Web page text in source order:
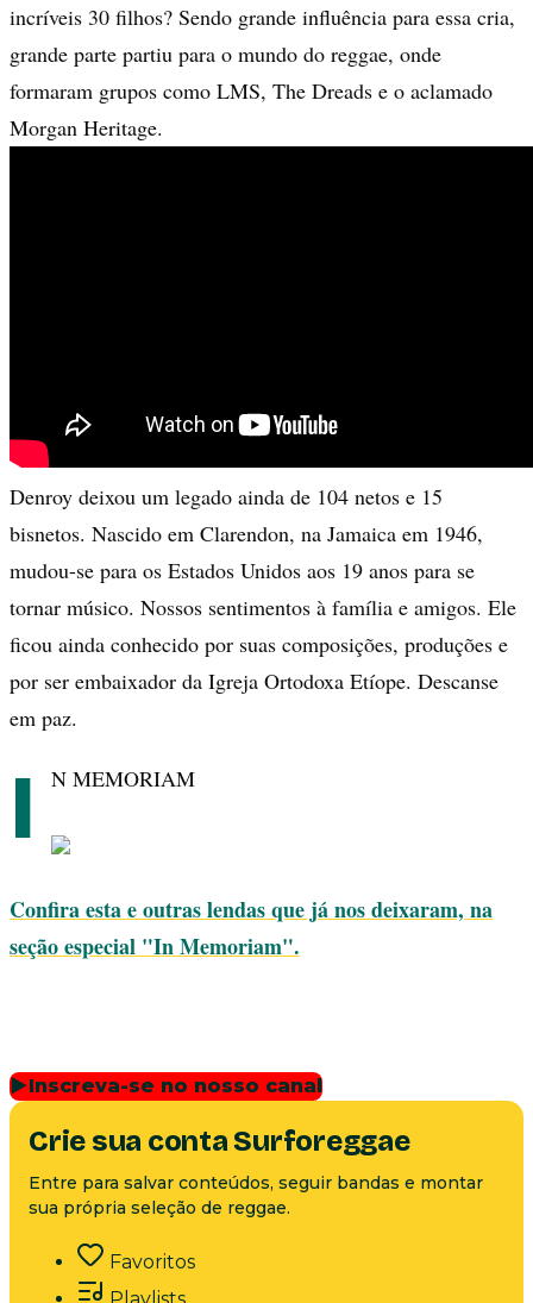
incríveis 30 filhos? Sendo grande influência para essa cria,
grande parte partiu para o mundo do reggae, onde
formaram grupos como LMS, The Dreads e o aclamado
Morgan Heritage.
Denroy deixou um legado ainda de 104 netos e 15
bisnetos. Nascido em Clarendon, na Jamaica em 1946,
mudou-se para os Estados Unidos aos 19 anos para se
tornar músico. Nossos sentimentos à família e amigos. Ele
ficou ainda conhecido por suas composições, produções e
por ser embaixador da Igreja Ortodoxa Etíope. Descanse
em paz.
I N MEMORIAM
Confira esta e outras lendas que já nos deixaram, na
seção especial "In Memoriam".
▶Inscreva-se no nosso canal
Crie sua conta Surforeggae
Entre para salvar conteúdos, seguir bandas e montar
sua própria seleção de reggae.
Favoritos